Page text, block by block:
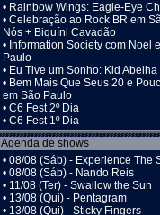
• Rainbow Wings: Eagle-Eye
• Celebração ao Rock BR em
Nós + Biquíni Cavadão
• Information Society com Noel
Paulo
• Eu Tive um Sonho: Kid
• Bem Mais Que Seus 20 e
em São Paulo
• C6 Fest 2º Dia
• C6 Fest 1º Dia
Agenda de shows
• 08/08 (Sáb) - Experience The
• 08/08 (Sáb) - Nando Reis
• 11/08 (Ter) - Swallow the Sun
• 13/08 (Qui) - Pentagram
• 13/08 (Qui) - Sticky Fingers